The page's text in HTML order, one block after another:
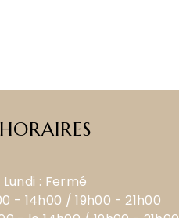
HORAIRES
Lundi : Fermé
- 14h00 / 19h00 - 21h00